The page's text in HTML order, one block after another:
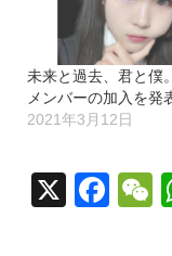
未来と過去、君と僕
メンバーの加入を発
2021年3月12日
X